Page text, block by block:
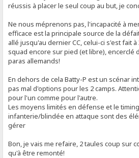
réussis à placer le seul coup au but, je
Ne nous méprenons pas, l'incapacité à
efficace est la principale source de la
allé jusqu'au dernier CC, celui-ci s'est fait
squad encore sur pied (et libre), encerclé
paras allemands!
En dehors de cela Batty-P est un scénar
pas mal d'options pour les 2 camps.
pour l'un comme pour l'autre.
Les moyens limités en défense et le
infanterie/blindée en attaque sont des
gérer
Bon, je vais me refaire, 2 taules coup sur
qu'à être remonté!